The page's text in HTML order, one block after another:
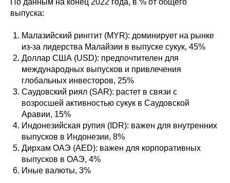
выпуска:
Малазийский ринггит (MYR): доминирует на рынке
из-за лидерства Малайзии в выпуске сукук, 45%
Доллар США (USD): предпочтителен для
международных выпусков и привлечения
глобальных инвесторов, 25%
Саудовский риял (SAR): растет в связи с
возросшей активностью сукук в Саудовской
Аравии, 15%
Индонезийская рупия (IDR): важен для внутренних
выпусков в Индонезии, 8%
Дирхам ОАЭ (AED): важен для корпоративных
выпусков в ОАЭ, 4%
Иные валюты, 3%